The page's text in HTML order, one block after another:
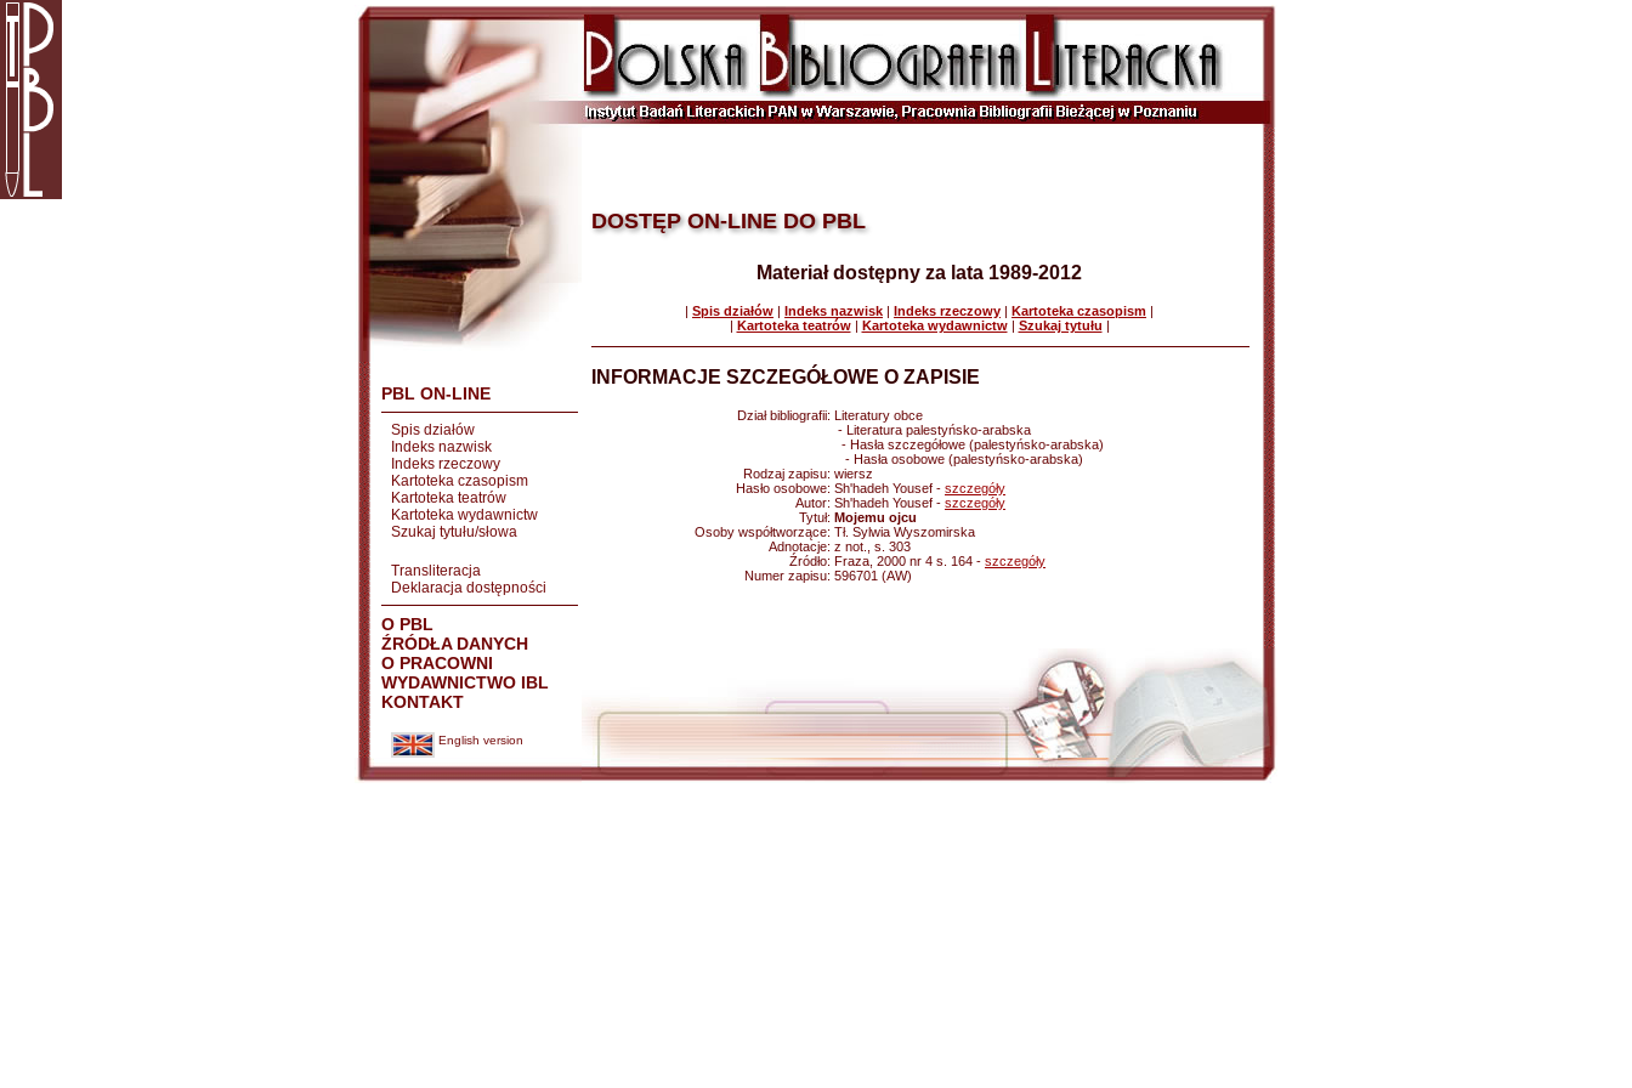
PBL ON-LINE
Spis działów
Indeks nazwisk
Indeks rzeczowy
Kartoteka czasopism
Kartoteka teatrów
Kartoteka wydawnictw
Szukaj tytułu/słowa
Transliteracja
Deklaracja dostępności
O PBL
ŹRÓDŁA DANYCH
O PRACOWNI
WYDAWNICTWO IBL
KONTAKT
English version
DOSTĘP ON-LINE DO PBL
Materiał dostępny za lata 1989-2012
| Spis działów | Indeks nazwisk | Indeks rzeczowy | Kartoteka czasopism |
| Kartoteka teatrów| Kartoteka wydawnictw| Szukaj tytułu |
INFORMACJE SZCZEGÓŁOWE O ZAPISIE
Dział bibliografii: Literatury obce
- Literatura palestyńsko-arabska
- Hasła szczegółowe (palestyńsko-arabska)
- Hasła osobowe (palestyńsko-arabska)
Rodzaj zapisu: wiersz
Hasło osobowe: Sh'hadeh Yousef - szczegóły
Autor: Sh'hadeh Yousef - szczegóły
Tytuł: Mojemu ojcu
Osoby współtworzące: Tł. Sylwia Wyszomirska
Adnotacje: z not., s. 303
Źródło: Fraza, 2000 nr 4 s. 164 - szczegóły
Numer zapisu: 596701 (AW)